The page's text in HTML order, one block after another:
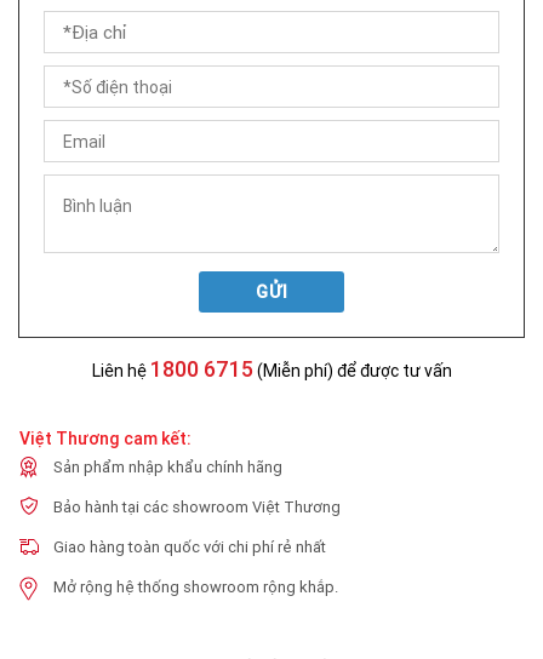
GỬI
Liên hệ 1800 6715 (Miễn phí) để được tư vấn
Việt Thương cam kết:
Sản phẩm nhập khẩu chính hãng
Bảo hành tại các showroom Việt Thương
Giao hàng toàn quốc với chi phí rẻ nhất
Mở rộng hệ thống showroom rộng khắp.